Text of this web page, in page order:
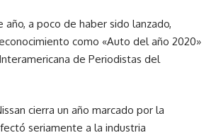
a poco de haber sido lanzado,
como «Auto del año 2020»
de Periodistas del
cierra un año marcado por la
seriamente a la industria